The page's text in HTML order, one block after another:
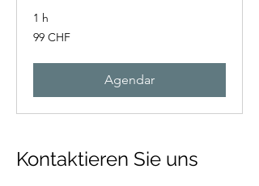
1 h
99
francos
99 CHF
Agendar
Kontaktieren Sie uns